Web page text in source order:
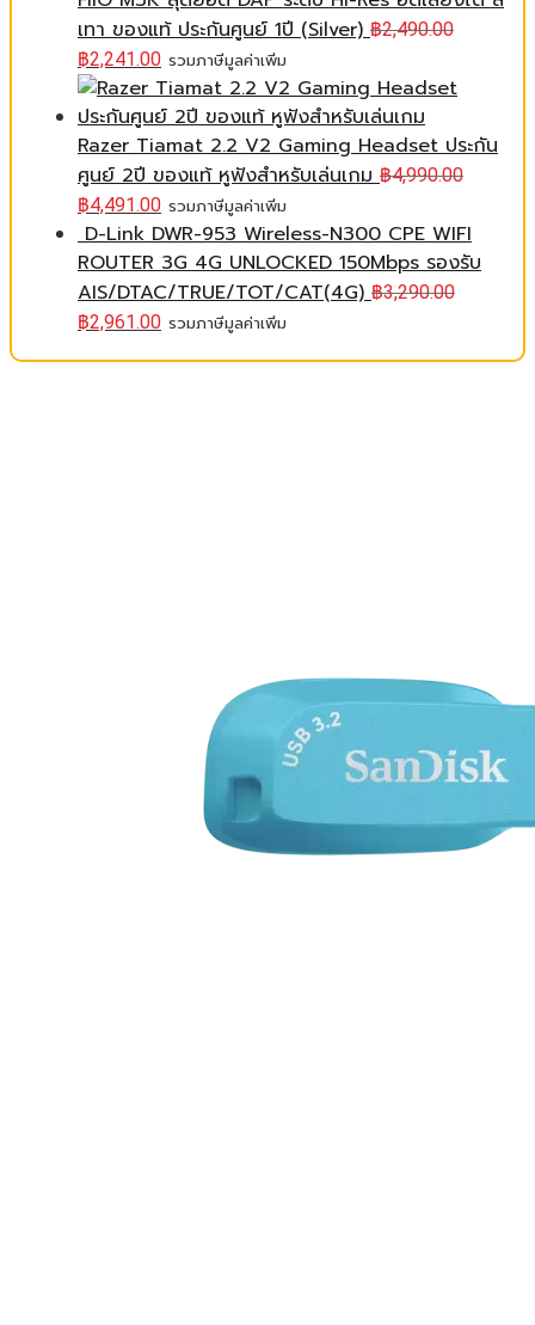
เทา ของแท้ ประกันศูนย์ 1ปี (Silver) ฿2,490.00
฿2,241.00 รวมภาษีมูลค่าเพิ่ม
Razer Tiamat 2.2 V2 Gaming Headset ประกัน
ศูนย์ 2ปี ของแท้ หูฟังสำหรับเล่นเกม ฿4,990.00
฿4,491.00 รวมภาษีมูลค่าเพิ่ม
D-Link DWR-953 Wireless-N300 CPE WIFI
ROUTER 3G 4G UNLOCKED 150Mbps รองรับ
AIS/DTAC/TRUE/TOT/CAT(4G) ฿3,290.00
฿2,961.00 รวมภาษีมูลค่าเพิ่ม